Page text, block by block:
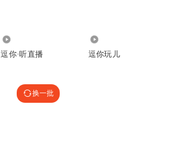
逗你·听直播 逗你玩儿
换一批